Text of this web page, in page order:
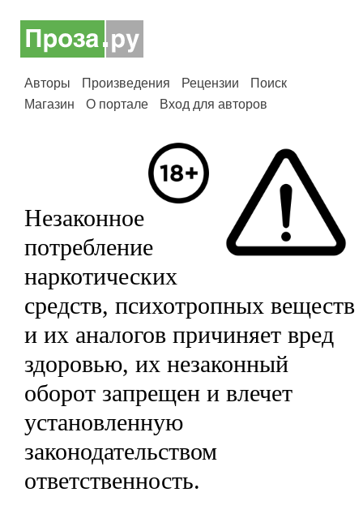
Авторы Произведения Рецензии
Поиск
Магазин
О портале Вход для авторов
Незаконное
потребление
наркотических
средств, психотропных веществ
и их аналогов причиняет вред
здоровью, их незаконный
оборот запрещен и влечет
установленную
законодательством
ответственность.